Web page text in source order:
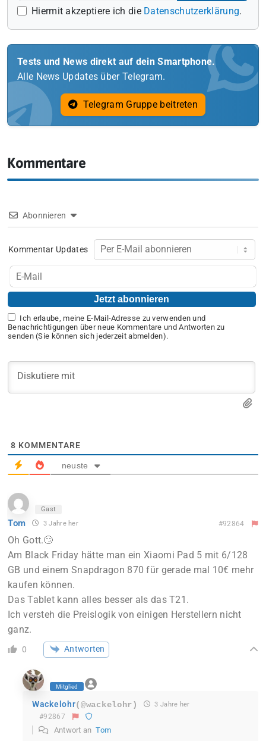
Hiermit akzeptiere ich die Datenschutzerklärung.
Tests und News direkt auf dein Smartphone.
Alle News Updates über Telegram.
Telegram Gruppe beitreten
Kommentare
Abonnieren
Kommentar Updates
Ich erlaube, meine E-Mail-Adresse zu verwenden und
Benachrichtigungen über neue Kommentare und Antworten zu
senden (Sie können sich jederzeit abmelden).
8 KOMMENTARE
neuste
Gast
Tom 3 Jahre her #92864
Oh Gott.🙄
Am Black Friday hätte man ein Xiaomi Pad 5 mit 6/128
GB und einem Snapdragon 870 für gerade mal 10€ mehr
kaufen können.
Das Tablet kann alles besser als das T21.
Ich versteh die Preislogik von einigen Herstellern nicht
ganz.
0 Antworten
Mitglied
Wackelohr(@wackelohr) 3 Jahre her
#92867
Antwort anTom